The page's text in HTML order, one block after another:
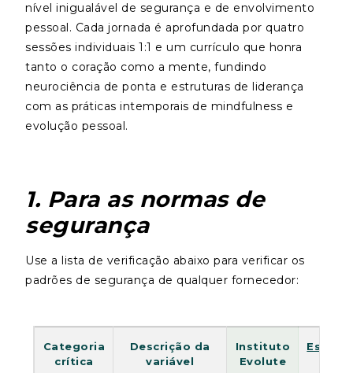
nível inigualável de segurança e de envolvimento
pessoal. Cada jornada é aprofundada por quatro
sessões individuais 1:1 e um currículo que honra
tanto o coração como a mente, fundindo
neurociência de ponta e estruturas de liderança
com as práticas intemporais de mindfulness e
evolução pessoal.
1. Para as normas de
segurança
Use a lista de verificação abaixo para verificar os
padrões de segurança de qualquer fornecedor:
Categoria
crítica
Descrição da
variável
Instituto
Evolute